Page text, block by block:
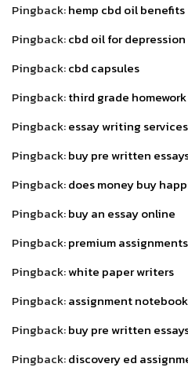
Pingback:hemp cbd oil benefits
Pingback:cbd oil for
Pingback:cbd capsules
Pingback:third grade homework
Pingback:essay writing
Pingback:buy pre written
Pingback:does money buy
Pingback:buy an essay online
Pingback:premium assignments
Pingback:white paper writers
Pingback:assignment
Pingback:buy pre written
Pingback:discovery ed